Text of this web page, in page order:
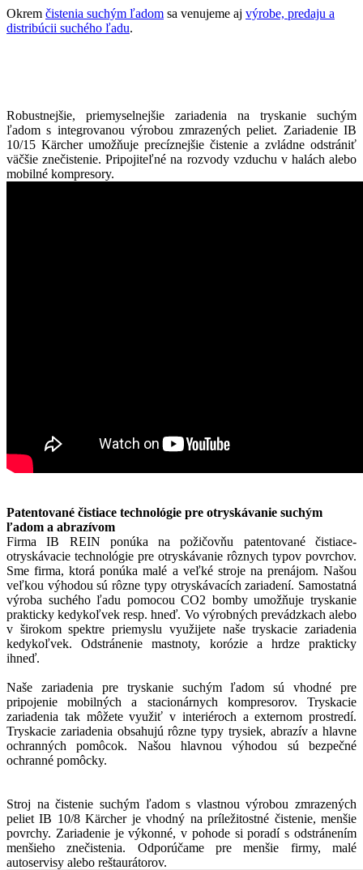
Okrem čistenia suchým ľadom sa venujeme aj výrobe, predaju a
distribúcii suchého ľadu.
Robustnejšie, priemyselnejšie zariadenia na tryskanie suchým
ľadom s integrovanou výrobou zmrazených peliet. Zariadenie IB
10/15 Kärcher umožňuje precíznejšie čistenie a zvládne odstrániť
väčšie znečistenie. Pripojiteľné na rozvody vzduchu v halách alebo
mobilné kompresory.
Patentované čistiace technológie pre otryskávanie suchým
ľadom a abrazívom
Firma IB REIN ponúka na požičovňu patentované čistiace-
otryskávacie technológie pre otryskávanie rôznych typov povrchov.
Sme firma, ktorá ponúka malé a veľké stroje na prenájom. Našou
veľkou výhodou sú rôzne typy otryskávacích zariadení. Samostatná
výroba suchého ľadu pomocou CO2 bomby umožňuje tryskanie
prakticky kedykoľvek resp. hneď. Vo výrobných prevádzkach alebo
v širokom spektre priemyslu využijete naše tryskacie zariadenia
kedykoľvek. Odstránenie mastnoty, korózie a hrdze prakticky
ihneď.
Naše zariadenia pre tryskanie suchým ľadom sú vhodné pre
pripojenie mobilných a stacionárnych kompresorov. Tryskacie
zariadenia tak môžete využiť v interiéroch a externom prostredí.
Tryskacie zariadenia obsahujú rôzne typy trysiek, abrazív a hlavne
ochranných pomôcok. Našou hlavnou výhodou sú bezpečné
ochranné pomôcky.
Stroj na čistenie suchým ľadom s vlastnou výrobou zmrazených
peliet IB 10/8 Kärcher je vhodný na príležitostné čistenie, menšie
povrchy. Zariadenie je výkonné, v pohode si poradí s odstránením
menšieho znečistenia. Odporúčame pre menšie firmy, malé
autoservisy alebo reštaurátorov.